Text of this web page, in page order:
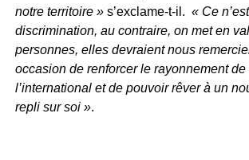
notre territoire »s’exclame-t-il. « Ce
discrimination, au contraire, on met en
personnes, elles devraient nous
occasion de renforcer le rayonnement de
l’international et de pouvoir rêver à un
repli sur soi ».